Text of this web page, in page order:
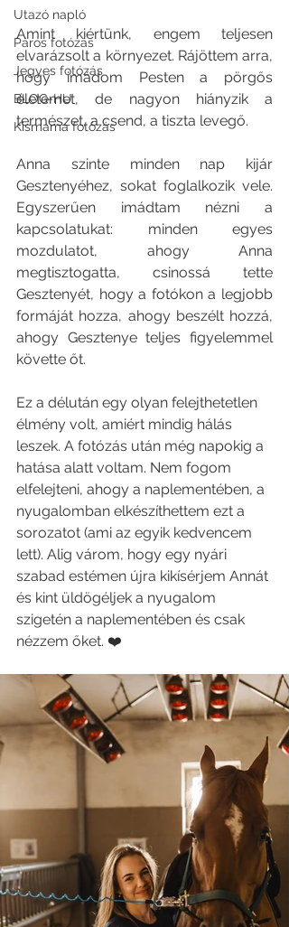
Utazó napló
Páros fotózás
Jegyes fotózás
BLOG-HU
Kismama fotózás
Amint kiértünk, engem teljesen
elvarázsolt a környezet. Rájöttem arra,
hogy imádom Pesten a pörgős
életemet, de nagyon hiányzik a
természet, a csend, a tiszta levegő.
Anna szinte minden nap kijár
Gesztenyéhez, sokat foglalkozik vele.
Egyszerűen imádtam nézni a
kapcsolatukat: minden egyes
mozdulatot, ahogy Anna
megtisztogatta, csinossá tette
Gesztenyét, hogy a fotókon a legjobb
formáját hozza, ahogy beszélt hozzá,
ahogy Gesztenye teljes figyelemmel
követte őt.
Ez a délután egy olyan felejthetetlen
élmény volt, amiért mindig hálás
leszek. A fotózás után még napokig a
hatása alatt voltam. Nem fogom
elfelejteni, ahogy a naplementében, a
nyugalomban elkészíthettem ezt a
sorozatot (ami az egyik kedvencem
lett). Alig várom, hogy egy nyári
szabad estémen újra kikísérjem Annát
és kint üldögéljek a nyugalom
szigetén a naplementében és csak
nézzem őket. ❤️